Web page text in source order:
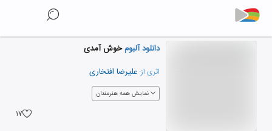
دانلود آلبومخوش آمدی
اثری از: علیرضا افتخاری
نمایش همه هنرمندان
۱۷